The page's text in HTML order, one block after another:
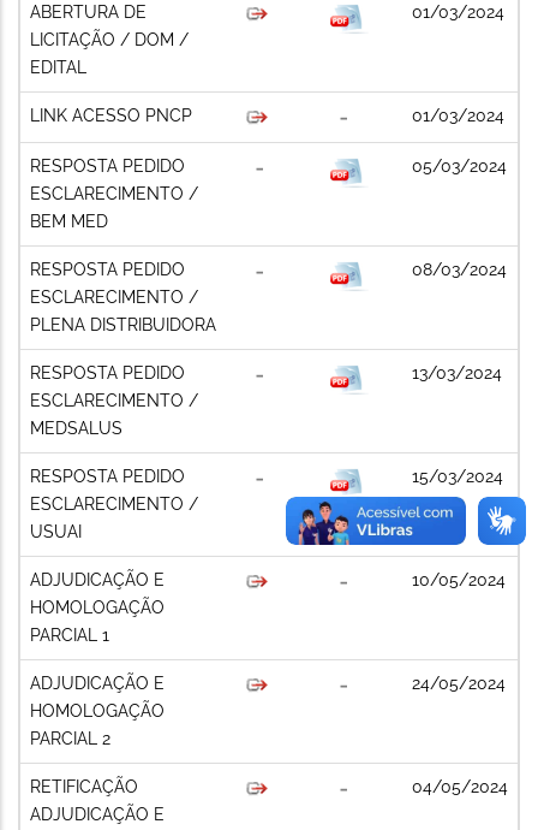
ABERTURA DE
LICITAÇÃO / DOM /
EDITAL
01/03/2024
LINK ACESSO PNCP 01/03/2024
RESPOSTA PEDIDO
ESCLARECIMENTO /
BEM MED
05/03/2024
RESPOSTA PEDIDO
ESCLARECIMENTO /
PLENA DISTRIBUIDORA
08/03/2024
RESPOSTA PEDIDO
ESCLARECIMENTO /
MEDSALUS
13/03/2024
RESPOSTA PEDIDO
ESCLARECIMENTO /
USUAI
15/03/2024
ADJUDICAÇÃO E
HOMOLOGAÇÃO
PARCIAL 1
10/05/2024
ADJUDICAÇÃO E
HOMOLOGAÇÃO
PARCIAL 2
24/05/2024
RETIFICAÇÃO
ADJUDICAÇÃO E
04/05/2024